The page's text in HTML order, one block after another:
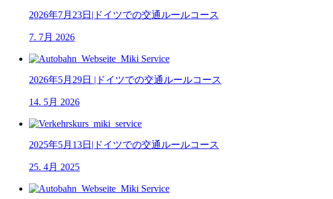
2026年7月23日|ドイツでの交通ルールコース
7. 7月 2026
2026年5月29日 |ドイツでの交通ルールコース
14. 5月 2026
2025年5月13日|ドイツでの交通ルールコース
25. 4月 2025